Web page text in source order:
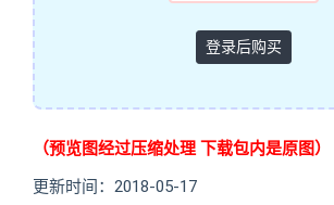
登录后购买
（预览图经过压缩处理 下载包内是原图）
更新时间：2018-05-17